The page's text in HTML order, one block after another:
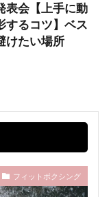
表会【上手に動
するコツ】ベス
けたい場所
フィットボクシング